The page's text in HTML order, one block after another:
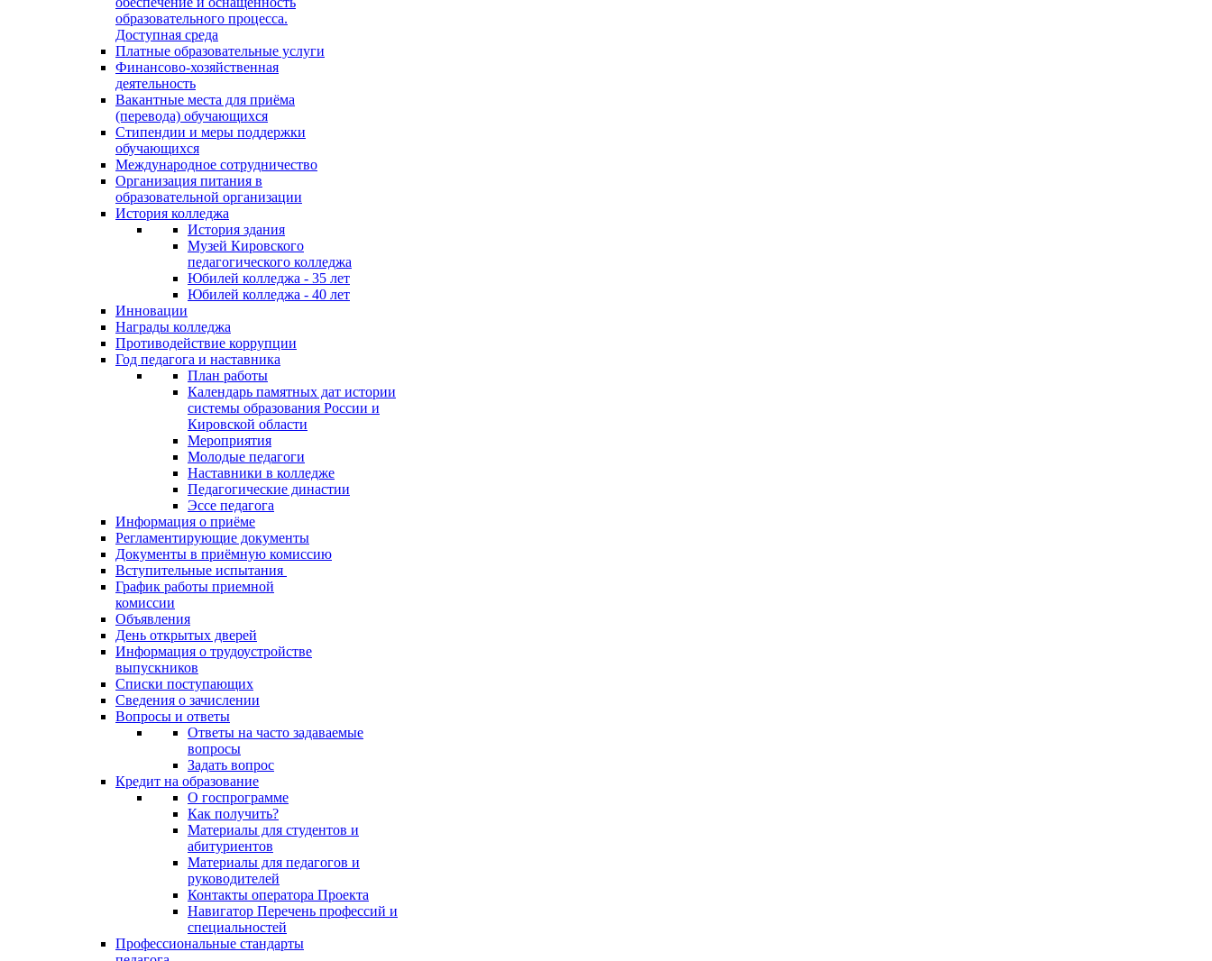
образовательного процесса.
Доступная среда
Платные образовательные услуги
Финансово-хозяйственная
деятельность
Вакантные места для приёма
(перевода) обучающихся
Стипендии и меры поддержки
обучающихся
Международное сотрудничество
Организация питания в
образовательной организации
История колледжа
История здания
Музей Кировского
педагогического колледжа
Юбилей колледжа - 35 лет
Юбилей колледжа - 40 лет
Инновации
Награды колледжа
Противодействие коррупции
Год педагога и наставника
План работы
Календарь памятных дат истории
системы образования России и
Кировской области
Мероприятия
Молодые педагоги
Наставники в колледже
Педагогические династии
Эссе педагога
Информация о приёме
Регламентирующие документы
Документы в приёмную комиссию
Вступительные испытания
График работы приемной
комиссии
Объявления
День открытых дверей
Информация о трудоустройстве
выпускников
Списки поступающих
Сведения о зачислении
Вопросы и ответы
Ответы на часто задаваемые
вопросы
Задать вопрос
Кредит на образование
О госпрограмме
Как получить?
Материалы для студентов и
абитуриентов
Материалы для педагогов и
руководителей
Контакты оператора Проекта
Навигатор Перечень профессий и
специальностей
Профессиональные стандарты